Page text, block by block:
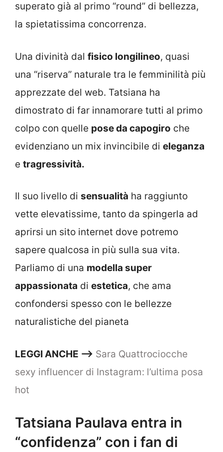
superato già al primo “round” di bellezza,
la spietatissima concorrenza.
Una divinità dal fisico longilineo, quasi
una “riserva” naturale tra le femminilità più
apprezzate del web. Tatsiana ha
dimostrato di far innamorare tutti al primo
colpo con quelle pose da capogiro che
evidenziano un mix invincibile di eleganza
e tragressività.
Il suo livello di sensualità ha raggiunto
vette elevatissime, tanto da spingerla ad
aprirsi un sito internet dove potremo
sapere qualcosa in più sulla sua vita.
Parliamo di una modella super
appassionata di estetica, che ama
confondersi spesso con le bellezze
naturalistiche del pianeta
LEGGI ANCHE —–> Sara Quattrociocche
sexy influencer di Instagram: l’ultima posa
hot
Tatsiana Paulava entra in
“confidenza” con i fan di